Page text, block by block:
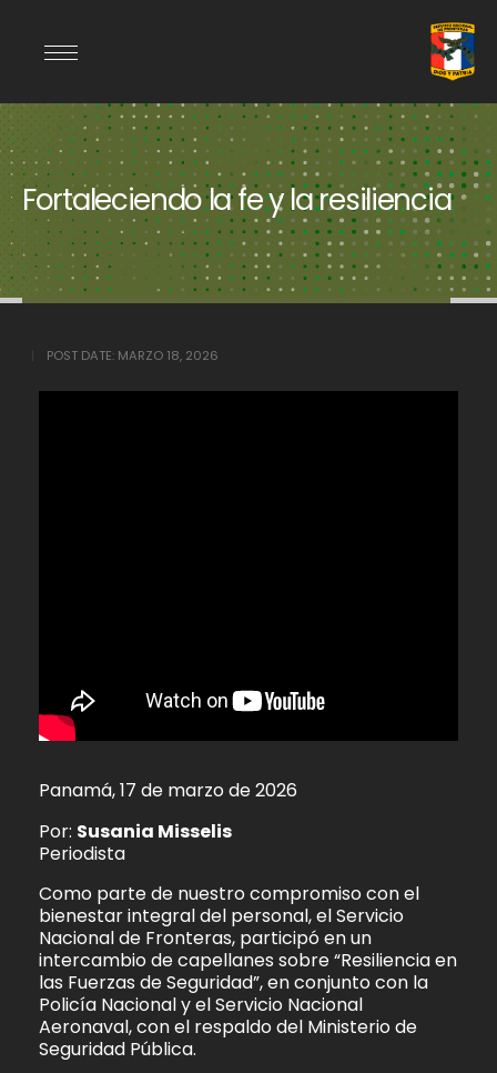
Fortaleciendo la fe y la resiliencia
POST DATE: MARZO 18, 2026
Panamá, 17 de marzo de 2026
Por: Susania Misselis
Periodista
Como parte de nuestro compromiso con el
bienestar integral del personal, el Servicio
Nacional de Fronteras, participó en un
intercambio de capellanes sobre “Resiliencia en
las Fuerzas de Seguridad”, en conjunto con la
Policía Nacional y el Servicio Nacional
Aeronaval, con el respaldo del Ministerio de
Seguridad Pública.